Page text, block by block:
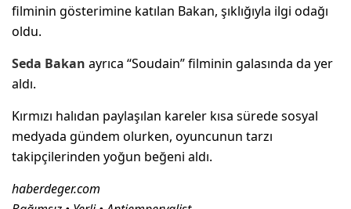
filminin gösterimine katılan Bakan, şıklığıyla ilgi odağı
oldu.
Seda Bakan ayrıca “Soudain” filminin galasında da yer
aldı.
Kırmızı halıdan paylaşılan kareler kısa sürede sosyal
medyada gündem olurken, oyuncunun tarzı
takipçilerinden yoğun beğeni aldı.
haberdeger.com